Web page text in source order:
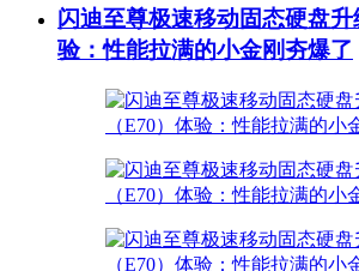
闪迪至尊极速移动固态硬盘
验：性能拉满的小金刚夯爆了